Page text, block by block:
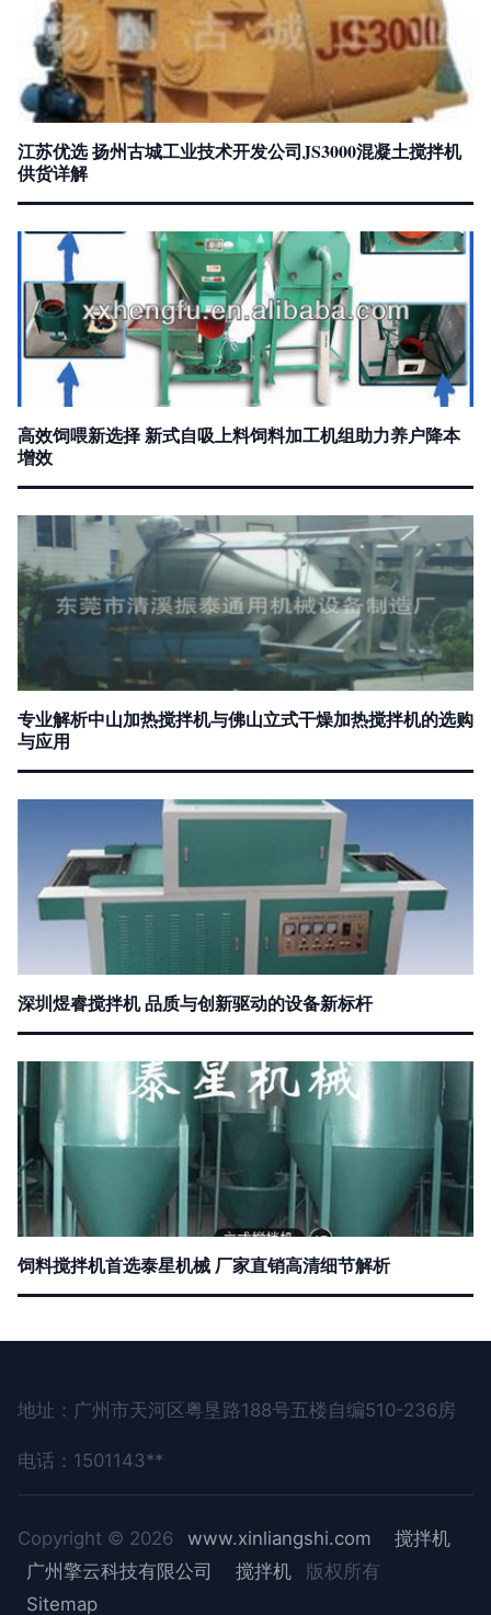
江苏优选 扬州古城工业技术开发公司JS3000混凝土搅拌机
供货详解
高效饲喂新选择 新式自吸上料饲料加工机组助力养户降本
增效
专业解析中山加热搅拌机与佛山立式干燥加热搅拌机的选购
与应用
深圳煜睿搅拌机 品质与创新驱动的设备新标杆
饲料搅拌机首选泰星机械 厂家直销高清细节解析
地址：广州市天河区粤垦路188号五楼自编510-236房
电话：1501143**
Copyright © 2026 www.xinliangshi.com
搅拌机
广州擎云科技有限公司
搅拌机
版权所有
Sitemap